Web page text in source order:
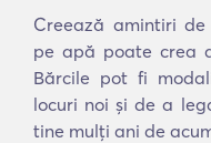
Creează amintiri
pe apă poate crea
Bărcile pot fi
locuri noi și de a
tine mulți ani de